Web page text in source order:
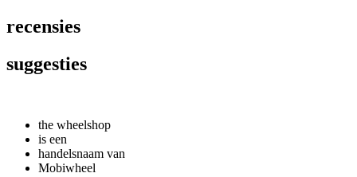
recensies
suggesties
the wheelshop
is een
handelsnaam van
Mobiwheel